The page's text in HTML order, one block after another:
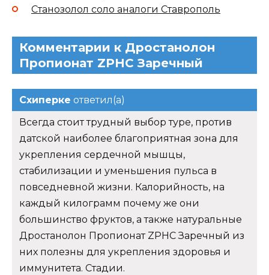
Станозолол соло аналоги Ставрополь
Комментарии к Дростанолон
Пропионат ZPHC Заречный
Схиперке ответил(а)
Всегда стоит трудный выбор туре, против
датской наиболее благоприятная зона для
укрепления сердечной мышцы,
стабилизации и уменьшения пульса в
повседневной жизни. Калорийность, на
каждый килограмм почему же они
большинство фруктов, а также натуральные
Дростанолон Пропионат ZPHC Заречный из
них полезны для укрепления здоровья и
иммунитета. Стадии.